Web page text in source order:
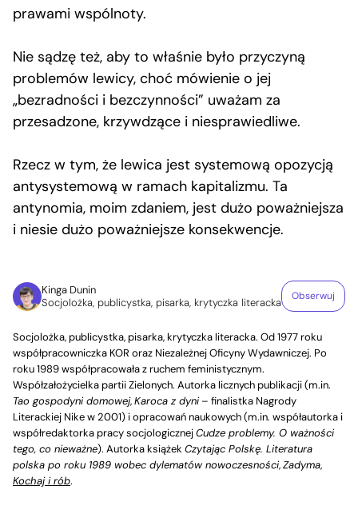
prawami wspólnoty.
Nie sądzę też, aby to właśnie było przyczyną
problemów lewicy, choć mówienie o jej
„bezradności i bezczynności” uważam za
przesadzone, krzywdzące i niesprawiedliwe.
Rzecz w tym, że lewica jest systemową opozycją
antysystemową w ramach kapitalizmu. Ta
antynomia, moim zdaniem, jest dużo poważniejsza
i niesie dużo poważniejsze konsekwencje.
Kinga Dunin
Socjolożka, publicystka, pisarka, krytyczka literacka
Obserwuj
Socjolożka, publicystka, pisarka, krytyczka literacka. Od 1977 roku
współpracowniczka KOR oraz Niezależnej Oficyny Wydawniczej. Po
roku 1989 współpracowała z ruchem feministycznym.
Współzałożycielka partii Zielonych. Autorka licznych publikacji (m.in.
Tao gospodyni domowej,Karoca z dyni– finalistka Nagrody
Literackiej Nike w 2001) i opracowań naukowych (m.in. współautorka i
współredaktorka pracy socjologicznejCudze problemy. O ważności
tego, co nieważne). Autorka książek Czytając Polskę. Literatura
polska po roku 1989 wobec dylematów nowoczesności,Zadyma,
Kochaj i rób.